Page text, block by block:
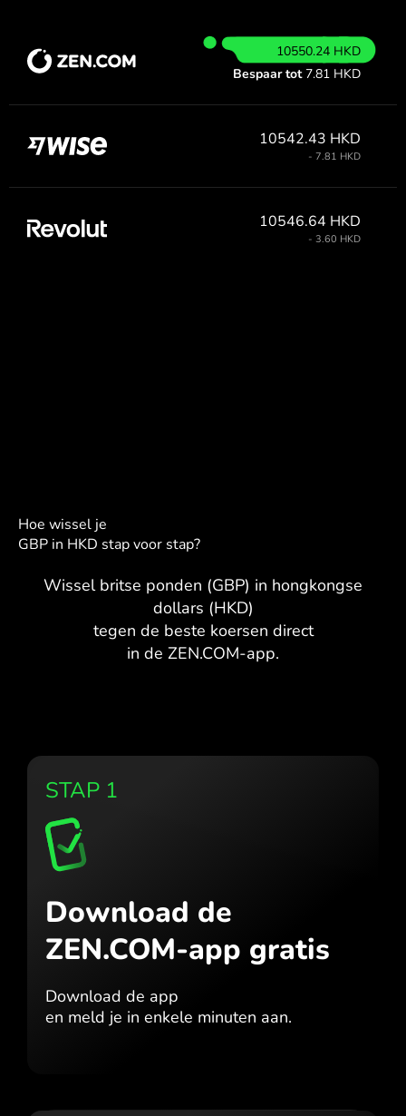
10550.24 HKD
Bespaar tot 7.81 HKD
10542.43 HKD
- 7.81 HKD
10546.64 HKD
- 3.60 HKD
Hoe wissel je
GBP in HKD stap voor stap?
Wissel britse ponden (GBP) in hongkongse
dollars (HKD)
tegen de beste koersen direct
in de ZEN.COM-app.
STAP 1
Download de
ZEN.COM-app gratis
Download de app
en meld je in enkele minuten aan.